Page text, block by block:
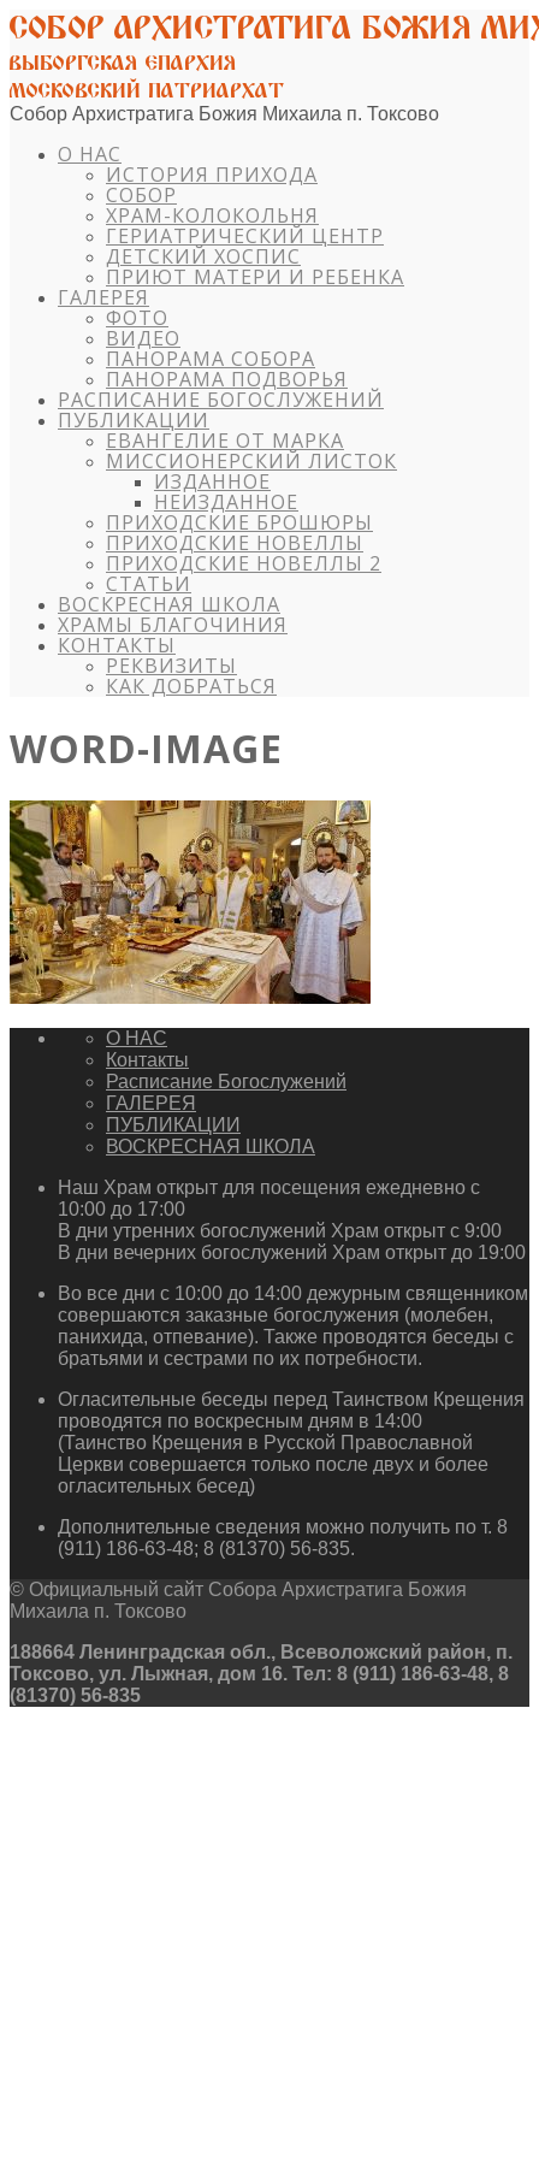
Собор Архистратига Божия Михаила п. Токсово
О НАС
ИСТОРИЯ ПРИХОДА
СОБОР
ХРАМ-КОЛОКОЛЬНЯ
ГЕРИАТРИЧЕСКИЙ ЦЕНТР
ДЕТСКИЙ ХОСПИС
ПРИЮТ МАТЕРИ И РЕБЕНКА
ГАЛЕРЕЯ
ФОТО
ВИДЕО
ПАНОРАМА СОБОРА
ПАНОРАМА ПОДВОРЬЯ
РАСПИСАНИЕ БОГОСЛУЖЕНИЙ
ПУБЛИКАЦИИ
ЕВАНГЕЛИЕ ОТ МАРКА
МИССИОНЕРСКИЙ ЛИСТОК
ИЗДАННОЕ
НЕИЗДАННОЕ
ПРИХОДСКИЕ БРОШЮРЫ
ПРИХОДСКИЕ НОВЕЛЛЫ
ПРИХОДСКИЕ НОВЕЛЛЫ 2
СТАТЬИ
ВОСКРЕСНАЯ ШКОЛА
ХРАМЫ БЛАГОЧИНИЯ
КОНТАКТЫ
РЕКВИЗИТЫ
КАК ДОБРАТЬСЯ
WORD-IMAGE
О НАС
Контакты
Расписание Богослужений
ГАЛЕРЕЯ
ПУБЛИКАЦИИ
ВОСКРЕСНАЯ ШКОЛА
Наш Храм открыт для посещения ежедневно с
10:00 до 17:00
В дни утренних богослужений Храм открыт с 9:00
В дни вечерних богослужений Храм открыт до 19:00
Во все дни с 10:00 до 14:00 дежурным священником
совершаются заказные богослужения (молебен,
панихида, отпевание). Также проводятся беседы с
братьями и сестрами по их потребности.
Огласительные беседы перед Таинством Крещения
проводятся по воскресным дням в 14:00
(Таинство Крещения в Русской Православной
Церкви совершается только после двух и более
огласительных бесед)
Дополнительные сведения можно получить по т. 8
(911) 186-63-48; 8 (81370) 56-835.
© Официальный сайт Собора Архистратига Божия
Михаила п. Токсово
188664 Ленинградская обл., Всеволожский район, п.
Токсово, ул. Лыжная, дом 16. Тел: 8 (911) 186-63-48, 8
(81370) 56-835